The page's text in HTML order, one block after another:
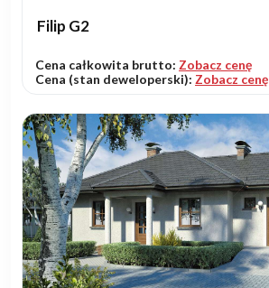
Filip G2
Cena całkowita brutto: Zobacz cenę
Cena (stan deweloperski): Zobacz cenę